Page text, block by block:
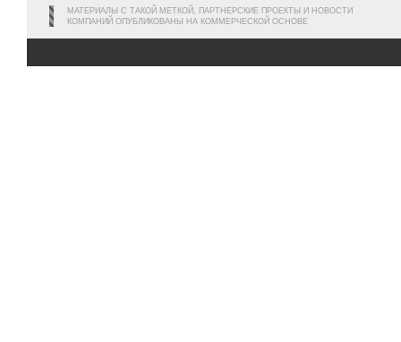
МАТЕРИАЛЫ С ТАКОЙ МЕТКОЙ, ПАРТНЕРСКИЕ ПРОЕКТЫ И НОВОСТИ
КОМПАНИЙ ОПУБЛИКОВАНЫ НА КОММЕРЧЕСКОЙ ОСНОВЕ